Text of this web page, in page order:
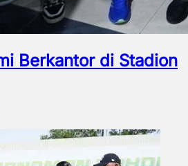
Berkantor di Stadion